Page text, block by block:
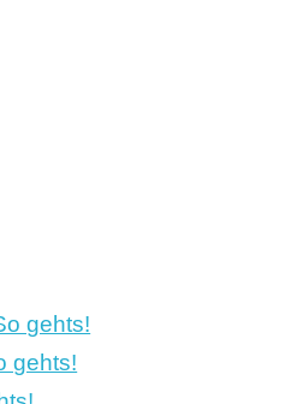
gehts!
gehts!